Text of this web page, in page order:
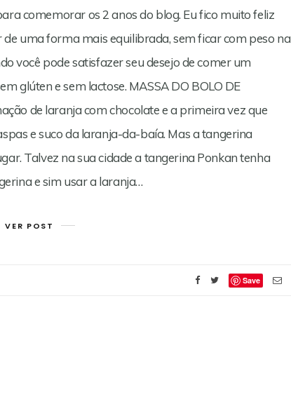
comemorar os 2 anos do blog. Eu fico muito feliz
uma forma mais equilibrada, sem ficar com peso na
você pode satisfazer seu desejo de comer um
glúten e sem lactose. MASSA DO BOLO DE
de laranja com chocolate e a primeira vez que
e suco da laranja-da-baía. Mas a tangerina
Talvez na sua cidade a tangerina Ponkan tenha
e sim usar a laranja…
VER POST
Save